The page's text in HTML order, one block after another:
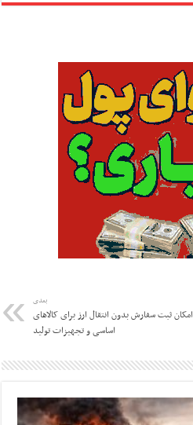
بعدی
امکان ثبت سفارش بدون انتقال ارز برای کالاهای
اساسی و تجهیزات تولید